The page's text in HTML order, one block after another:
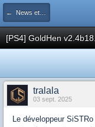
← News et actualités postées sur LS
[PS4] GoldHen
tralala
03 sept. 2025
Le développeur